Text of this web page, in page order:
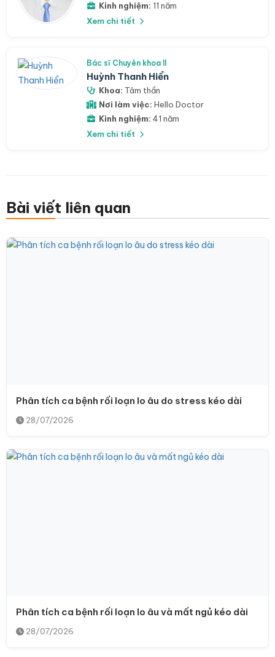
Kinh nghiệm: 11 năm
Xem chi tiết
Bác sĩ Chuyên khoa II
Huỳnh Thanh Hiển
Khoa: Tâm thần
Nơi làm việc: Hello Doctor
Kinh nghiệm: 41 năm
Xem chi tiết
Bài viết liên quan
Phân tích ca bệnh rối loạn lo âu do stress kéo dài
28/07/2026
Phân tích ca bệnh rối loạn lo âu và mất ngủ kéo dài
28/07/2026